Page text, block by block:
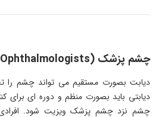
چشم پزشک (Ophthalmologists)
دیابت بصورت مستقیم می تواند چشم را
دیابتی باید بصورت منظم و دوره ای برای
چشم نزد چشم پزشک ویزیت شود. افرادی